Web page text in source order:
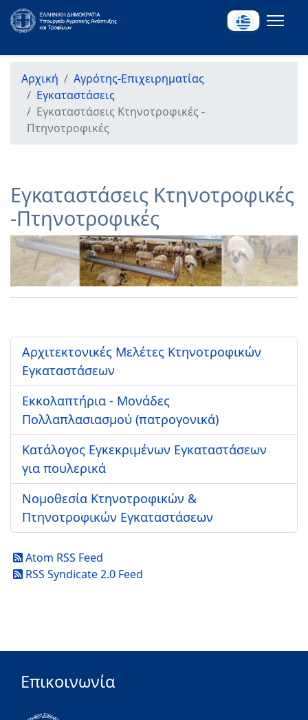
Αρχική
Αγρότης-Επιχειρηματίας
Εγκαταστάσεις
Εγκαταστάσεις Κτηνοτροφικές -
Πτηνοτροφικές
Εγκαταστάσεις Κτηνοτροφικές
-Πτηνοτροφικές
Αρχιτεκτονικές Μελέτες Κτηνοτροφικών
Εγκαταστάσεων
Εκκολαπτήρια - Μονάδες
Πολλαπλασιασμού (πατρογονικά)
Κατάλογος Εγκεκριμένων Εγκαταστάσεων
για πουλερικά
Νομοθεσία Κτηνοτροφικών &
Πτηνοτροφικών Εγκαταστάσεων
Atom RSS Feed
RSS Syndicate 2.0 Feed
Επικοινωνία